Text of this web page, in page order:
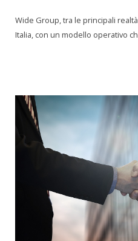
Wide Group, tra le principali
Italia, con un modello operativo